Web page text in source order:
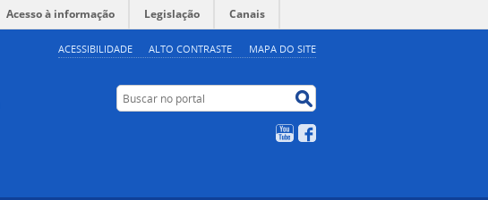
ACESSIBILIDADE ALTO CONTRASTE MAPA DO SITE
Acesso à informação Legislação Canais
Buscar no portal
YouTube